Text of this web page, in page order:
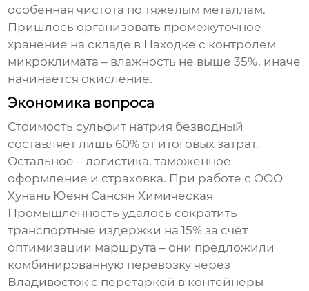
особенная чистота по тяжёлым металлам.
Пришлось организовать промежуточное
хранение на складе в Находке с контролем
микроклимата – влажность не выше 35%, иначе
начинается окисление.
Экономика вопроса
Стоимость сульфит натрия безводный
составляет лишь 60% от итоговых затрат.
Остальное – логистика, таможенное
оформление и страховка. При работе с OOO
Хунань Юеян Сансян Химическая
Промышленность удалось сократить
транспортные издержки на 15% за счёт
оптимизации маршрута – они предложили
комбинированную перевозку через
Владивосток с перетаркой в контейнеры